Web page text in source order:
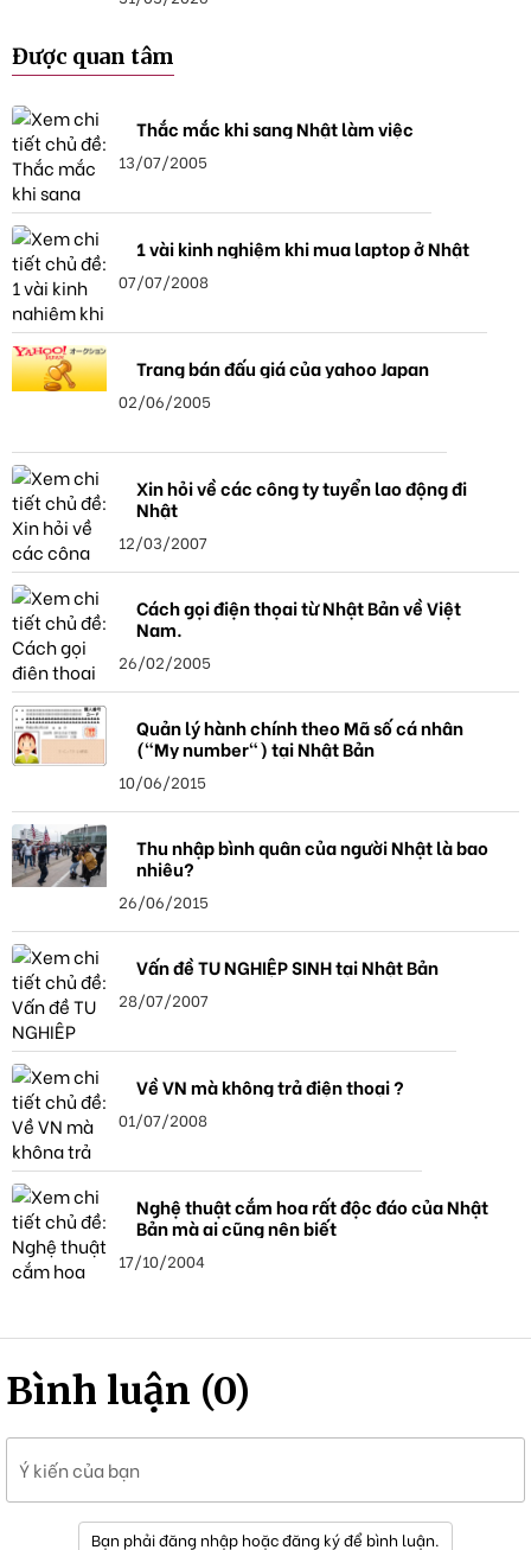
Được quan tâm
Thắc mắc khi sang Nhật làm việc
13/07/2005
1 vài kinh nghiệm khi mua laptop ở Nhật
07/07/2008
Trang bán đấu giá của yahoo Japan
02/06/2005
Xin hỏi về các công ty tuyển lao động đi
Nhật
12/03/2007
Cách gọi điện thọai từ Nhật Bản về Việt
Nam.
26/02/2005
Quản lý hành chính theo Mã số cá nhân
("My number") tại Nhật Bản
10/06/2015
Thu nhập bình quân của người Nhật là bao
nhiêu?
26/06/2015
Vấn đề TU NGHIỆP SINH tại Nhật Bản
28/07/2007
Về VN mà không trả điện thoại ?
01/07/2008
Nghệ thuật cắm hoa rất độc đáo của Nhật
Bản mà ai cũng nên biết
17/10/2004
Bình luận (0)
Ý kiến của bạn
Bạn phải đăng nhập hoặc đăng ký để bình luận.